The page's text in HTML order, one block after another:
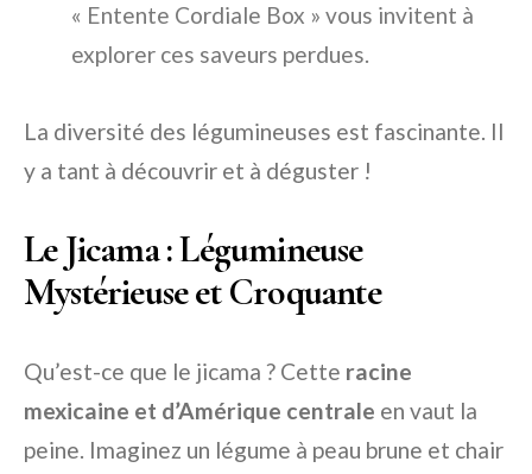
« Entente Cordiale Box » vous invitent à
explorer ces saveurs perdues.
La diversité des légumineuses est fascinante. Il
y a tant à découvrir et à déguster !
Le Jicama : Légumineuse
Mystérieuse et Croquante
Qu’est-ce que le jicama ? Cette racine
mexicaine et d’Amérique centrale en vaut la
peine. Imaginez un légume à peau brune et chair